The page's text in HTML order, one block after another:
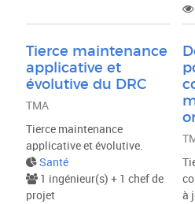
Tierce maintenance
applicative et
évolutive du DRC
TMA
Tierce maintenance
applicative et évolutive.
Santé
1 ingénieur(s) + 1 chef de
projet
à